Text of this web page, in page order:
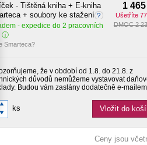
1
Ušetříte
DMOC 2
- Tištěná kniha + E-kniha
+ soubory ke stažení
- expedice do 2 pracovních
Smarteca?
že v období od 1.8. do 21.8. z
důvodů nemůžeme vystavovat
Budou vám zaslány dodatečně e-
ks Vložit do
Ceny jsou